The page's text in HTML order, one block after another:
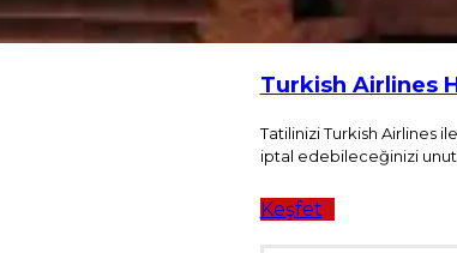
Turkish Airlines
Tatilinizi Turkish Airlines
iptal edebileceğinizi
Keşfet